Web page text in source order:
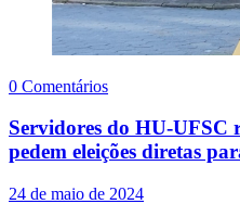
0 Comentários
Servidores do HU-UFSC
pedem eleições diretas
24 de maio de 2024